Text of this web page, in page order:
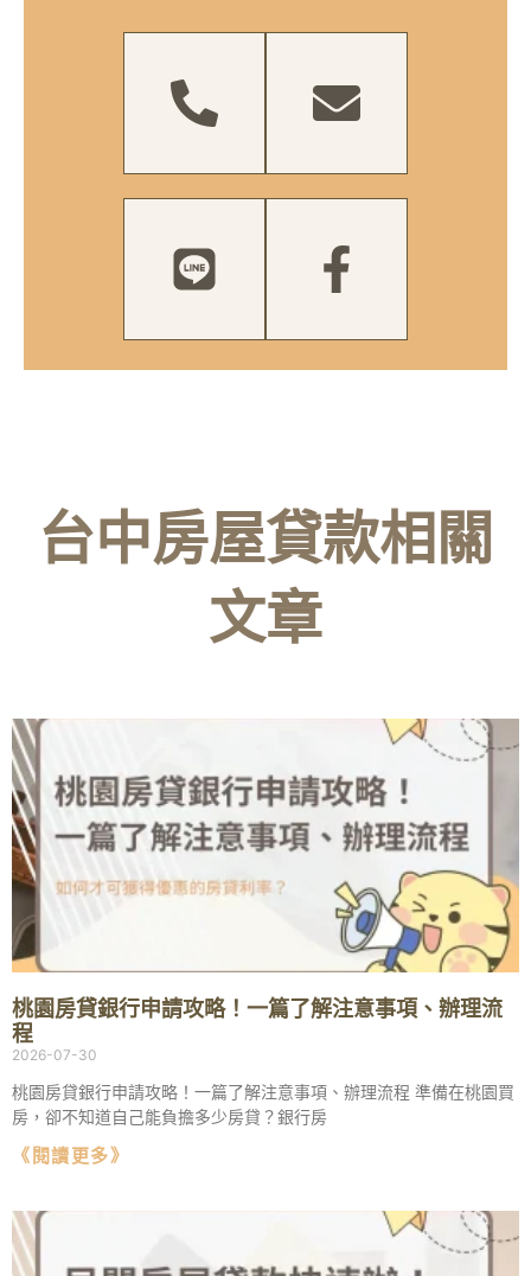
台中房屋貸款相關
文章
桃園房貸銀行申請攻略！一篇了解注意事項、辦理流
程
2026-07-30
桃園房貸銀行申請攻略！一篇了解注意事項、辦理流程 準備在桃園買
房，卻不知道自己能負擔多少房貸？銀行房
《閱讀更多》